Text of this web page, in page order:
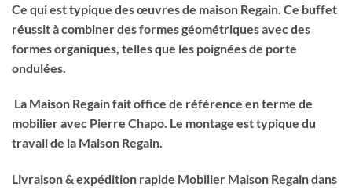
Ce qui est typique des œuvres de maison Regain. Ce buffet
réussit à combiner des formes géométriques avec des
formes organiques, telles que les poignées de porte
ondulées.
La Maison Regain fait office de référence en terme de
mobilier avec Pierre Chapo. Le montage est typique du
travail de la Maison Regain.
Livraison & expédition rapide Mobilier Maison Regain dans